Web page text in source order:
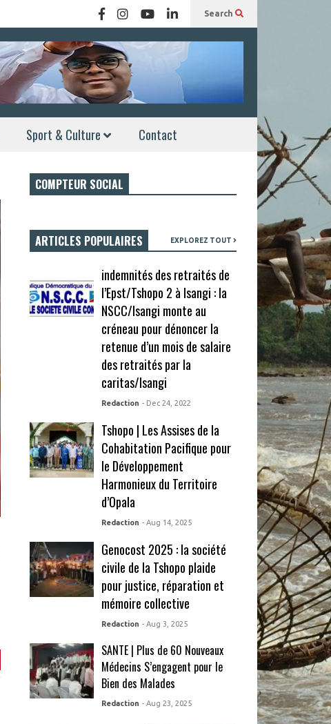
Search
Sport & Culture Contact
COMPTEUR SOCIAL
ARTICLES POPULAIRES EXPLOREZ TOUT
indemnités des retraités de
l’Epst/Tshopo 2 à Isangi : la
NSCC/Isangi monte au
créneau pour dénoncer la
retenue d’un mois de salaire
des retraités par la
caritas/Isangi
Redaction - Dec 24, 2022
Tshopo | Les Assises de la
Cohabitation Pacifique pour
le Développement
Harmonieux du Territoire
d’Opala
Redaction - Aug 14, 2025
Genocost 2025 : la société
civile de la Tshopo plaide
pour justice, réparation et
mémoire collective
Redaction - Aug 3, 2025
SANTE | Plus de 60 Nouveaux
Médecins S’engagent pour le
Bien des Malades
Redaction - Aug 23, 2025